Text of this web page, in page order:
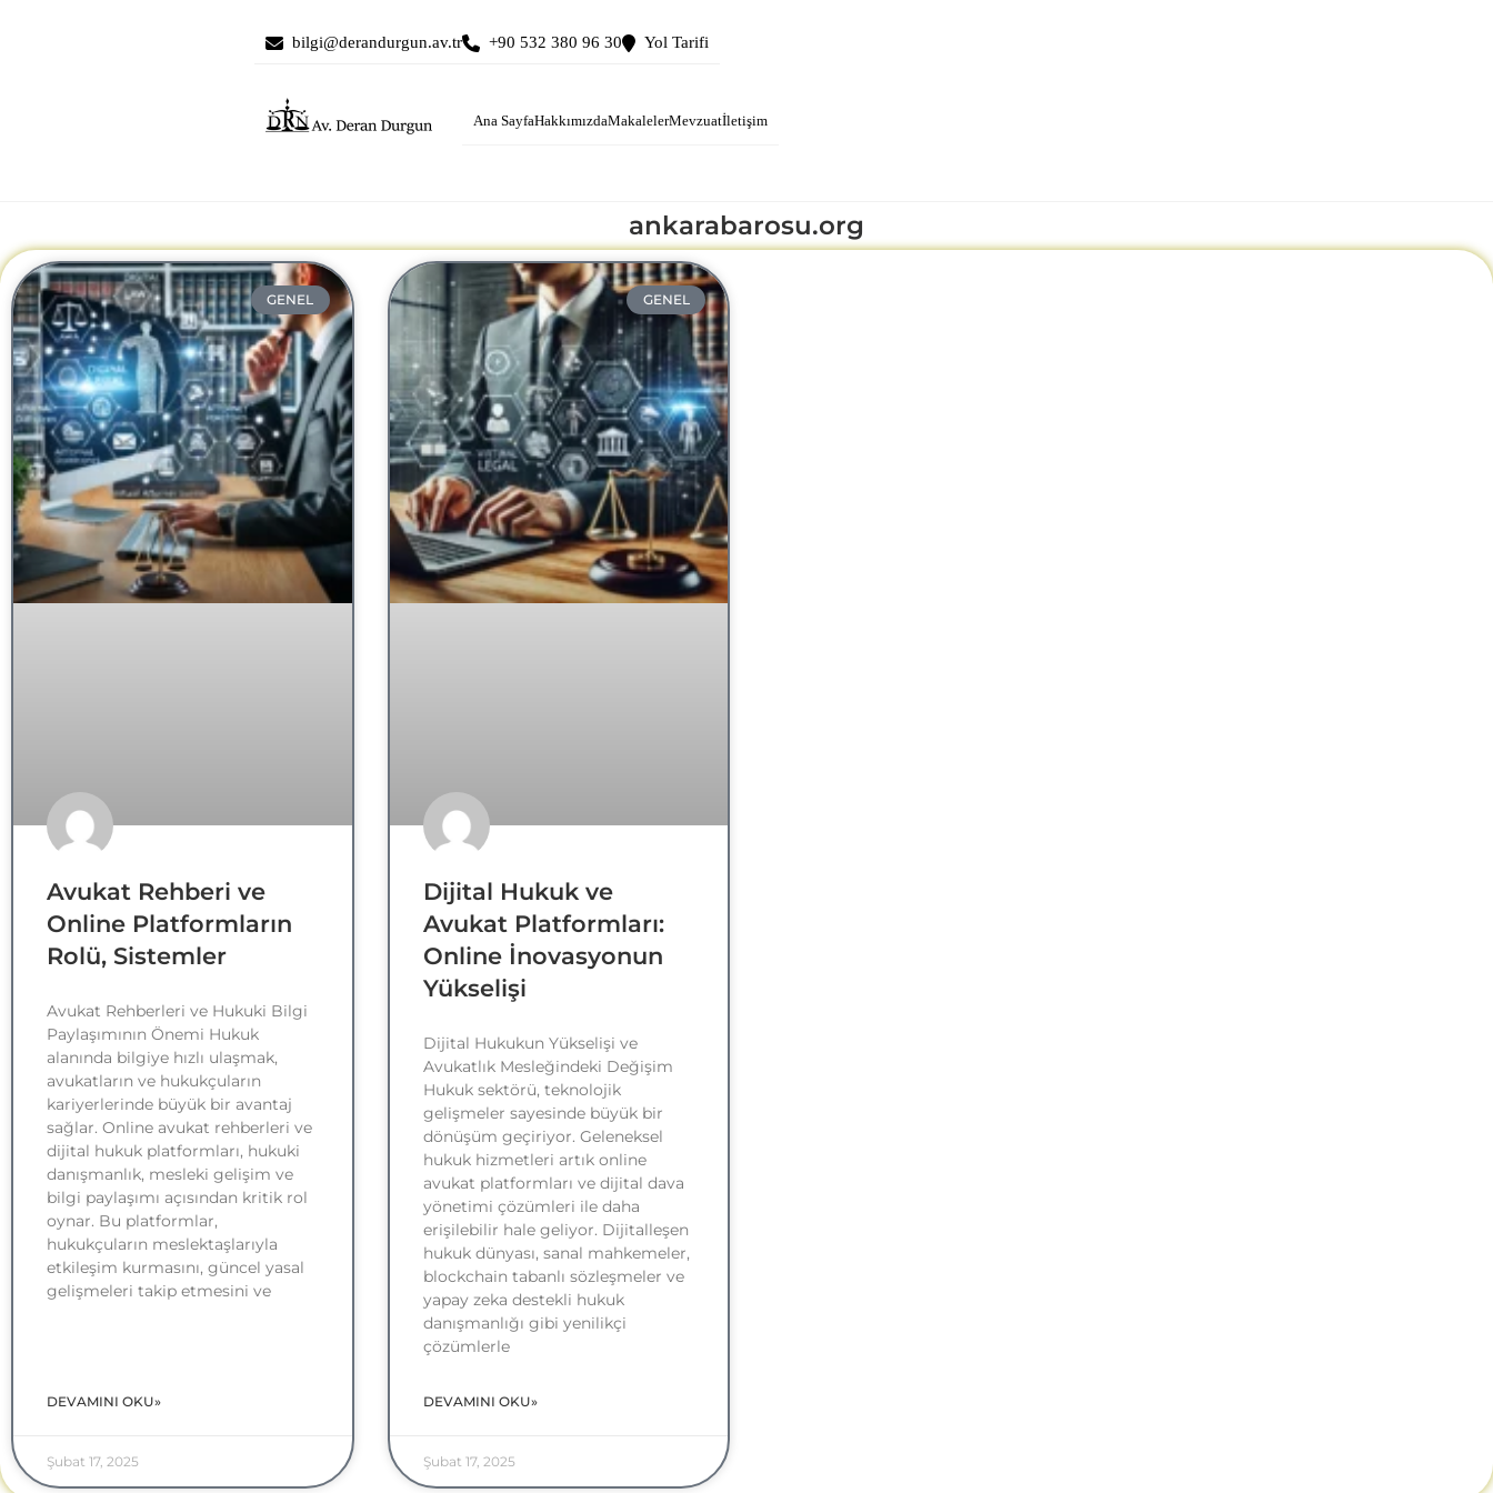
bilgi@derandurgun.av.tr +90 532 380 96 30 Yol Tarifi
Ana SayfaHakkımızdaMakalelerMevzuatİletişim
ankarabarosu.org
GENEL
Avukat Rehberi ve
Online Platformların
Rolü, Sistemler
Avukat Rehberleri ve Hukuki Bilgi
Paylaşımının Önemi Hukuk
alanında bilgiye hızlı ulaşmak,
avukatların ve hukukçuların
kariyerlerinde büyük bir avantaj
sağlar. Online avukat rehberleri ve
dijital hukuk platformları, hukuki
danışmanlık, mesleki gelişim ve
bilgi paylaşımı açısından kritik rol
oynar. Bu platformlar,
hukukçuların meslektaşlarıyla
etkileşim kurmasını, güncel yasal
gelişmeleri takip etmesini ve
DEVAMINI OKU»
Şubat 17, 2025
GENEL
Dijital Hukuk ve
Avukat Platformları:
Online İnovasyonun
Yükselişi
Dijital Hukukun Yükselişi ve
Avukatlık Mesleğindeki Değişim
Hukuk sektörü, teknolojik
gelişmeler sayesinde büyük bir
dönüşüm geçiriyor. Geleneksel
hukuk hizmetleri artık online
avukat platformları ve dijital dava
yönetimi çözümleri ile daha
erişilebilir hale geliyor. Dijitalleşen
hukuk dünyası, sanal mahkemeler,
blockchain tabanlı sözleşmeler ve
yapay zeka destekli hukuk
danışmanlığı gibi yenilikçi
çözümlerle
DEVAMINI OKU»
Şubat 17, 2025